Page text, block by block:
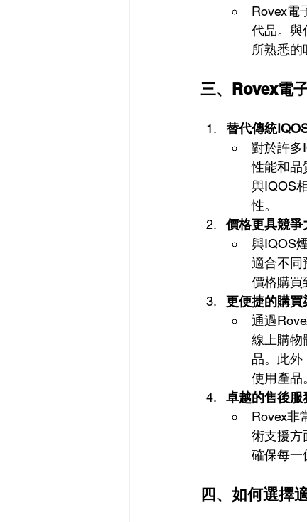
Rovex電
代品。與
所熟悉的
三、Rovex電
替代傳統
對於許多
性能和品
與IQOS
性。
價格更具競爭
與IQOS
適合不同
價格購買
更便捷的購買
通過
線上購物
品。此外
使用產品
卓越的售後服
Rovex非
術支援方
確保每一
四、如何選擇